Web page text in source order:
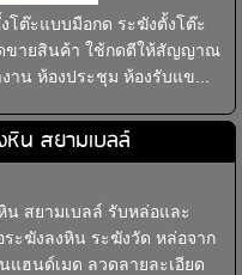
โต๊ะแบบมือกด ระฆังตั้งโต๊ะ
ขายสินค้า ใช้กดตีให้สัญญาณ
าน ห้องประชุม ห้องรับแข...
หิน สยามเบลล์
น สยามเบลล์ รับหล่อและ
ะฆังลงหิน ระฆังวัด หล่อจาก
แฮนด์เมด ลวดลายละเอียด